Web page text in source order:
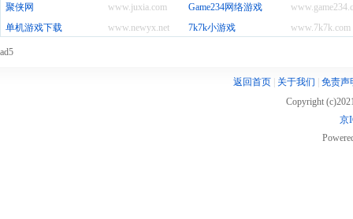
www.juxia.com
聚侠网
Game234网络游戏
www.newyx.net
单机游戏下载 www.7k7k.com
7k7k小游戏
ad5
返回首页| 关于我们
免责声
Copyright
京